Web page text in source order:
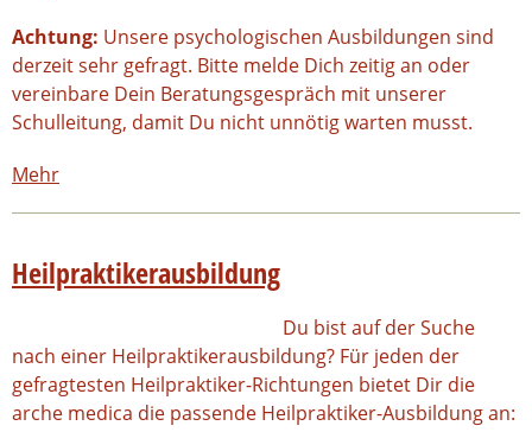
Achtung: Unsere psychologischen Ausbildungen sind
derzeit sehr gefragt. Bitte melde Dich zeitig an oder
vereinbare Dein Beratungsgespräch mit unserer
Schulleitung, damit Du nicht unnötig warten musst.
Mehr
Heilpraktikerausbildung
Du bist auf der Suche
nach einer Heilpraktikerausbildung? Für jeden der
gefragtesten Heilpraktiker-Richtungen bietet Dir die
arche medica die passende Heilpraktiker-Ausbildung an: